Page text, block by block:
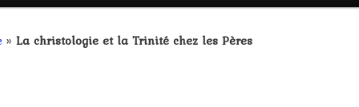
» La christologie et la Trinité chez les Pères